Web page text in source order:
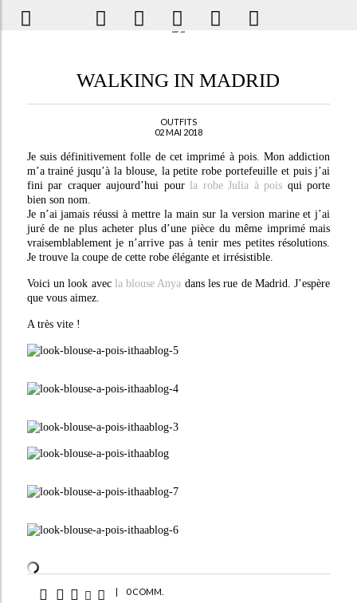
WALKING IN MADRID
OUTFITS
02 MAI 2018
Je suis définitivement folle de cet imprimé à pois. Mon addiction
m’a trainé jusqu’à la blouse, la petite robe portefeuille et puis j’ai
fini par craquer aujourd’hui pourla robe Julia à pois qui porte
bien son nom.
Je n’ai jamais réussi à mettre la main sur la version marine et j’ai
juré de ne plus acheter plus d’une pièce du même imprimé mais
vraisemblablement je n’arrive pas à tenir mes petites résolutions.
Je trouve la coupe de cette robe élégante et irrésistible.
Voici un look avec la blouse Anya dans les rue de Madrid. J’espère
que vous aimez.
A très vite !
|
0 COMM.